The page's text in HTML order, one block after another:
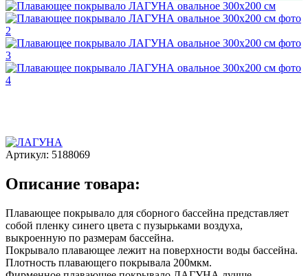
Артикул: 5188069
Описание товара:
Плавающее покрывало для сборного бассейна представляет
собой пленку синего цвета с пузырьками воздуха,
выкроенную по размерам бассейна.
Покрывало плавающее лежит на поверхности воды бассейна.
Плотность плавающего покрывала 200мкм.